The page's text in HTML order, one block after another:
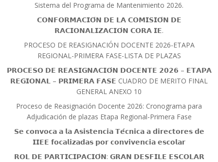
Sistema del Programa de Mantenimiento 2026.
𝗖𝗢𝗡𝗙𝗢𝗥𝗠𝗔𝗖𝗜𝗢́𝗡 𝗗𝗘 𝗟𝗔 𝗖𝗢𝗠𝗜𝗦𝗜𝗢́𝗡 𝗗𝗘
𝗥𝗔𝗖𝗜𝗢𝗡𝗔𝗟𝗜𝗭𝗔𝗖𝗜𝗢́𝗡 𝗖𝗢𝗥𝗔 𝗜𝗘.
PROCESO DE REASIGNACIÓN DOCENTE 2026-ETAPA
REGIONAL-PRIMERA FASE-LISTA DE PLAZAS
𝗣𝗥𝗢𝗖𝗘𝗦𝗢 𝗗𝗘 𝗥𝗘𝗔𝗦𝗜𝗚𝗡𝗔𝗖𝗜𝗢́𝗡 𝗗𝗢𝗖𝗘𝗡𝗧𝗘 𝟮𝟬𝟮𝟲 – 𝗘𝗧𝗔𝗣𝗔
𝗥𝗘𝗚𝗜𝗢𝗡𝗔𝗟 – 𝗣𝗥𝗜𝗠𝗘𝗥𝗔 𝗙𝗔𝗦𝗘 CUADRO DE MERITO FINAL
GENERAL ANEXO 10
Proceso de Reasignación Docente 2026: Cronograma para
Adjudicación de plazas Etapa Regional-Primera Fase
𝗦𝗲 𝗰𝗼𝗻𝘃𝗼𝗰𝗮 𝗮 𝗹𝗮 𝗔𝘀𝗶𝘀𝘁𝗲𝗻𝗰𝗶𝗮 𝗧𝗲́𝗰𝗻𝗶𝗰𝗮 𝗮 𝗱𝗶𝗿𝗲𝗰𝘁𝗼𝗿𝗲𝘀 𝗱𝗲
𝗜𝗜𝗘𝗘 𝗳𝗼𝗰𝗮𝗹𝗶𝘇𝗮𝗱𝗮𝘀 𝗽𝗼𝗿 𝗰𝗼𝗻𝘃𝗶𝘃𝗲𝗻𝗰𝗶𝗮 𝗲𝘀𝗰𝗼𝗹𝗮𝗿
𝗥𝗢𝗟 𝗗𝗘 𝗣𝗔𝗥𝗧𝗜𝗖𝗜𝗣𝗔𝗖𝗜𝗢́𝗡: 𝗚𝗥𝗔𝗡 𝗗𝗘𝗦𝗙𝗜𝗟𝗘 𝗘𝗦𝗖𝗢𝗟𝗔𝗥